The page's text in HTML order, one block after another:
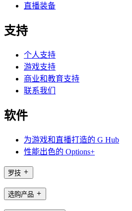
直播装备
支持
个人支持
游戏支持
商业和教育支持
联系我们
软件
为游戏和直播打造的 G Hub
性能出色的 Options+
罗技
选购产品